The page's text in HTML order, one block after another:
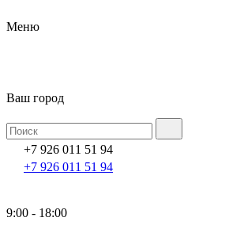
Меню
Ваш город
+7 926 011 51 94
+7 926 011 51 94
9:00 - 18:00